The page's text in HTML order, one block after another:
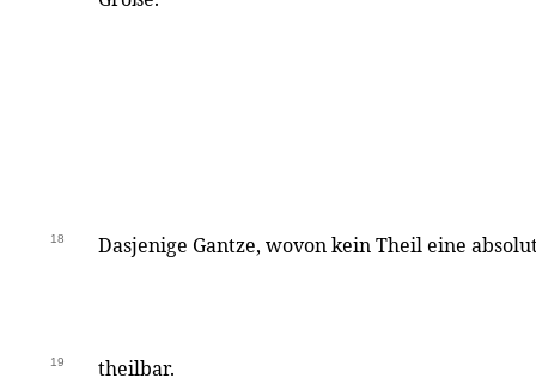
18 Dasjenige Gantze, wovon kein Theil eine
19 theilbar.